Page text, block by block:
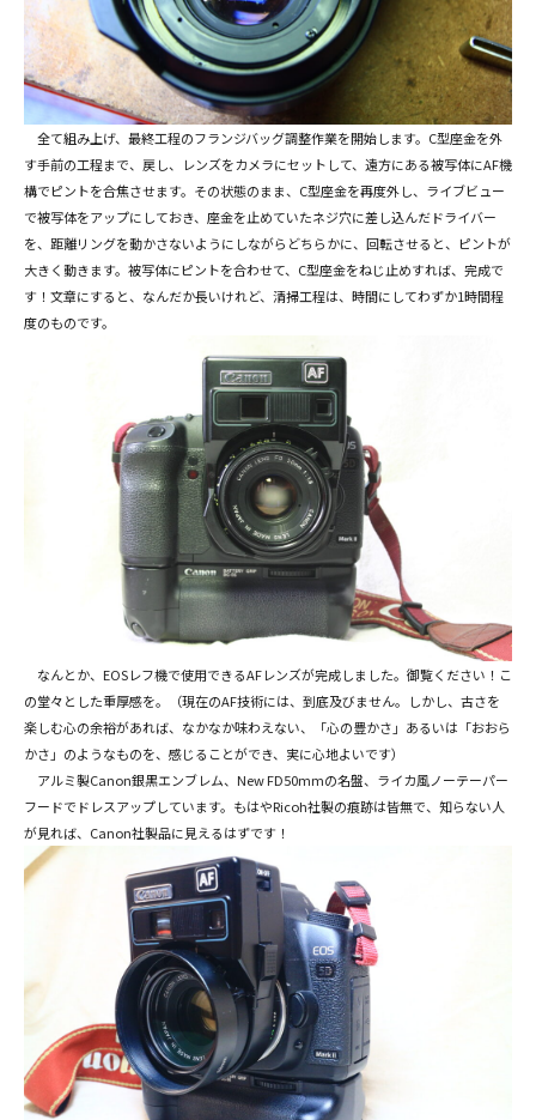
全て組み上げ、最終工程のフランジバッグ調整作業を開始します。C型座金を外
す手前の工程まで、戻し、レンズをカメラにセットして、遠方にある被写体にAF機
構でピントを合焦させます。その状態のまま、C型座金を再度外し、ライブビュー
で被写体をアップにしておき、座金を止めていたネジ穴に差し込んだドライバー
を、距離リングを動かさないようにしながらどちらかに、回転させると、ピントが
大きく動きます。被写体にピントを合わせて、C型座金をねじ止めすれば、完成で
す！文章にすると、なんだか長いけれど、清掃工程は、時間にしてわずか1時間程
度のものです。
なんとか、EOSレフ機で使用できるAFレンズが完成しました。御覧ください！こ
の堂々とした重厚感を。（現在のAF技術には、到底及びません。しかし、古さを
楽しむ心の余裕があれば、なかなか味わえない、「心の豊かさ」あるいは「おおら
かさ」のようなものを、感じることができ、実に心地よいです）
アルミ製Canon銀黒エンブレム、New FD50mmの名盤、ライカ風ノーテーパー
フードでドレスアップしています。もはやRicoh社製の痕跡は皆無で、知らない人
が見れば、Canon社製品に見えるはずです！